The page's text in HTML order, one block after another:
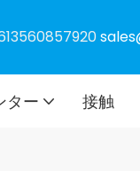
ター 接触